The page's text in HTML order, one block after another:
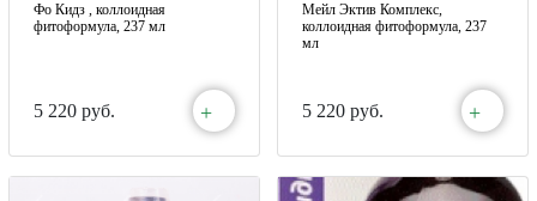
Фо Кидз , коллоидная
фитоформула, 237 мл
5 220 руб. +
Мейл Эктив Комплекс,
коллоидная фитоформула, 237
мл
5 220 руб. +